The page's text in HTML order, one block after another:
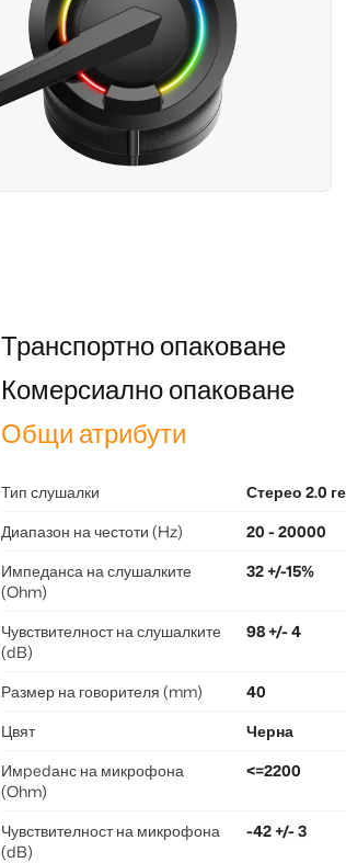
Транспортно опаковане
Комерсиално опаковане
Общи атрибути
Тип слушалки
Стерео 2.0
Диапазон на честоти (Hz)
20 - 20000
Импеданса на слушалките
(Ohm)
32 +/-15%
Чувствителност на слушалките
(dB)
98 +/- 4
Размер на говорителя (mm)
40
Цвят
Черна
Имpedанс на микрофона
(Ohm)
<=2200
Чувствителност на микрофона
(dB)
-42 +/- 3